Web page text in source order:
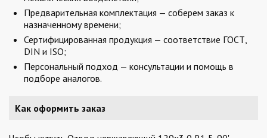
Предварительная комплектация — соберем заказ к
назначенному времени;
Сертифицированная продукция — соответствие ГОСТ,
DIN и ISO;
Персональный подход — консультации и помощь в
подборе аналогов.
Как оформить заказ